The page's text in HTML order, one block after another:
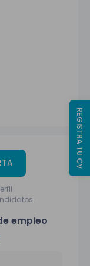
empleo
REGISTRA TU CV